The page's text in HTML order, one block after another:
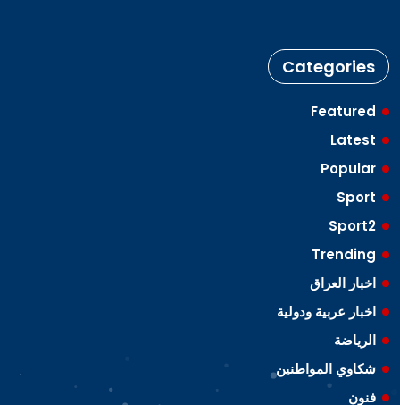
Categories
Featured
Latest
Popular
Sport
Sport2
Trending
اخبار العراق
اخبار عربية ودولية
الرياضة
شكاوي المواطنين
فنون